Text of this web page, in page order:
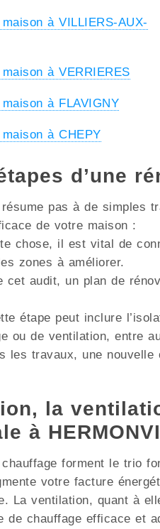
à VILLIERS-AUX-
à VERRIERES
à FLAVIGNY
à CHEPY
d’une
pas à de simples
de votre maison :
chose, il est vital de
zones à améliorer.
cet audit, un plan de
étape peut inclure
ou de ventilation, entre
les travaux, une nouvelle
la
à
forment le trio
votre facture
La ventilation, quant à
de chauffage efficace et